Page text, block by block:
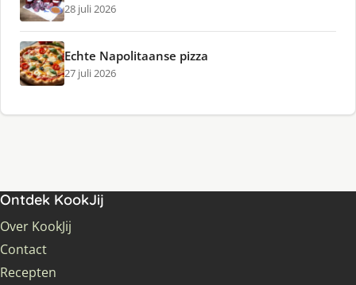
28 juli 2026
Echte Napolitaanse pizza
27 juli 2026
Ontdek KookJij
Over KookJij
Contact
Recepten